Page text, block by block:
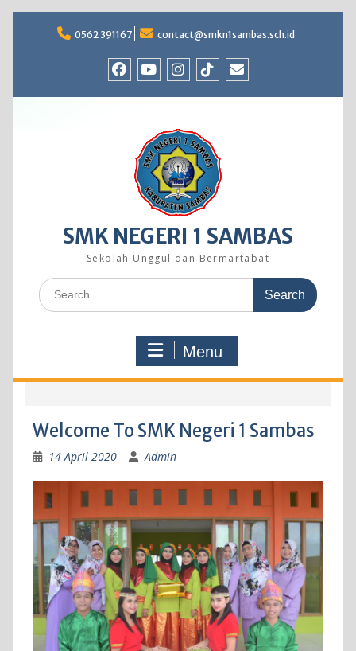
0562 391167 contact@smkn1sambas.sch.id
SMK NEGERI 1 SAMBAS
Sekolah Unggul dan Bermartabat
Search
for:
Menu
Welcome To SMK Negeri 1 Sambas
14 April 2020 Admin